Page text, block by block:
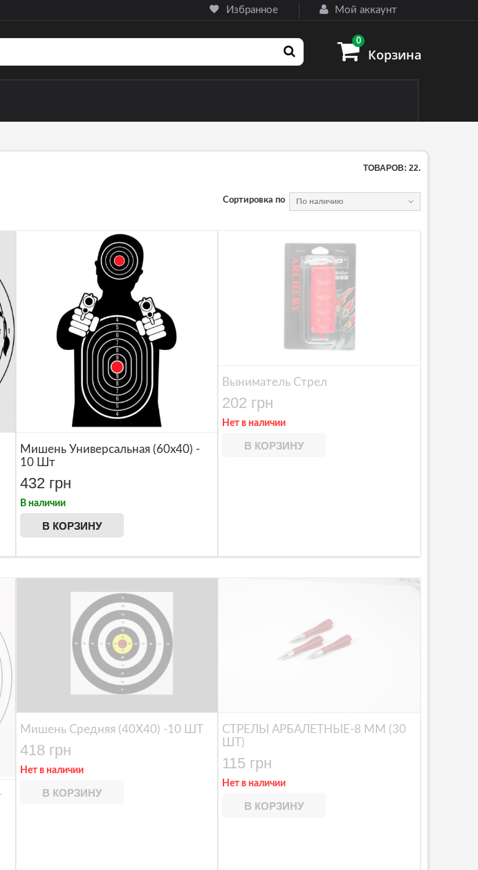
Избранное Мой аккаунт
Корзина
0
Охотничьи (нескладные) ножи
Сувенирные ножи
Тактические ножи
ТОВАРОВ: 22.
Сортировка по По наличию
Мишень Универсальная (60x40) -
10 Шт
432 грн
В наличии
В КОРЗИНУ
Выниматель Стрел
202 грн
Нет в наличии
В КОРЗИНУ
Мишень Средняя (40X40) -10 ШТ
418 грн
Нет в наличии
В КОРЗИНУ
СТРЕЛЫ АРБАЛЕТНЫЕ-8 MM (30
ШТ)
115 грн
Нет в наличии
В КОРЗИНУ